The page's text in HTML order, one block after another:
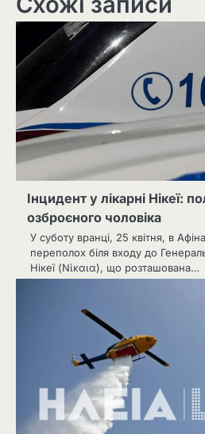
Інцидент у лікарні Нікеї:
озброєного чоловіка
У суботу вранці, 25 квітня, в
переполох біля входу до
Нікеї (Νίκαια), що розташована…